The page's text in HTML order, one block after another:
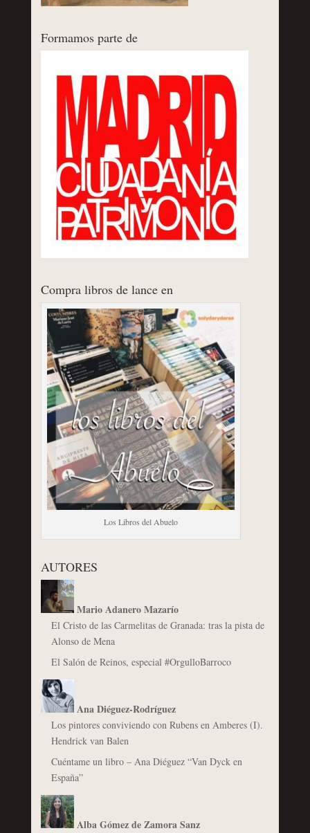
Formamos parte de
Compra libros de lance en
Los Libros del Abuelo
AUTORES
Mario Adanero Mazarío
El Cristo de las Carmelitas de Granada: tras la pista de
Alonso de Mena
El Salón de Reinos, especial #OrgulloBarroco
Ana Diéguez-Rodríguez
Los pintores conviviendo con Rubens en Amberes (I).
Hendrick van Balen
Cuéntame un libro – Ana Diéguez “Van Dyck en
España”
Alba Gómez de Zamora Sanz